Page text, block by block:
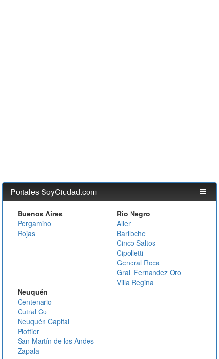
Portales SoyCiudad.com
Buenos Aires
Pergamino
Rojas
Rio Negro
Allen
Bariloche
Cinco Saltos
Cipolletti
General Roca
Gral. Fernandez Oro
Villa Regina
Neuquén
Centenario
Cutral Co
Neuquén Capital
Plottier
San Martín de los Andes
Zapala